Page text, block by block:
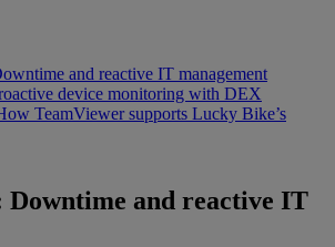
and reactive IT management
device monitoring with DEX
TeamViewer supports Lucky Bike’s
Downtime and reactive IT